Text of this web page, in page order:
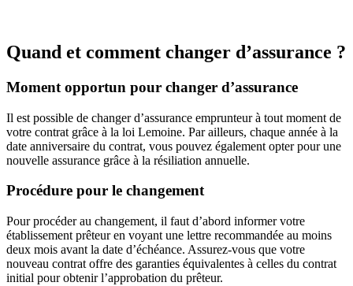
Quand et comment changer d’assurance ?
Moment opportun pour changer d’assurance
Il est possible de changer d’assurance emprunteur à tout moment de
votre contrat grâce à la loi Lemoine. Par ailleurs, chaque année à la
date anniversaire du contrat, vous pouvez également opter pour une
nouvelle assurance grâce à la résiliation annuelle.
Procédure pour le changement
Pour procéder au changement, il faut d’abord informer votre
établissement prêteur en voyant une lettre recommandée au moins
deux mois avant la date d’échéance. Assurez-vous que votre
nouveau contrat offre des garanties équivalentes à celles du contrat
initial pour obtenir l’approbation du prêteur.